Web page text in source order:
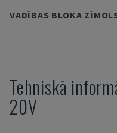
VADĪBAS BLOKA
Tehniskā
20V